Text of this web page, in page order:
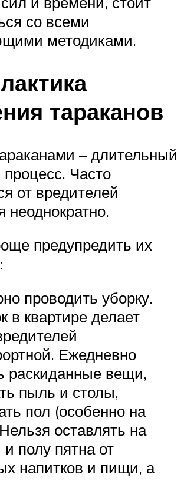
со всеми
методиками.
тараканов
– длительный
Часто
от вредителей
неоднократно.
предупредить их
проводить уборку.
в квартире делает
Ежедневно
раскиданные вещи,
пыль и столы,
пол (особенно на
оставлять на
полу пятна от
напитков и пищи, а